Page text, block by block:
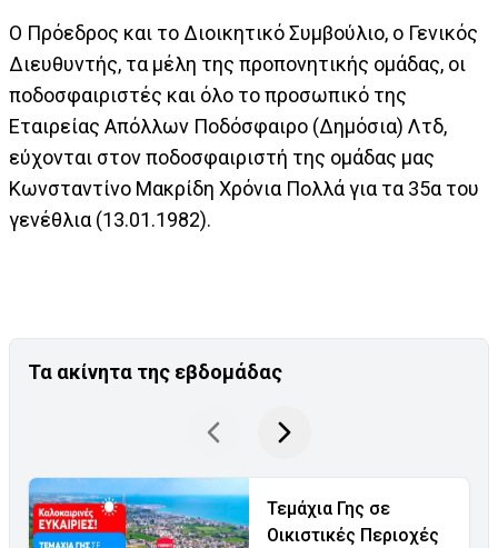
Ο Πρόεδρος και το Διοικητικό Συμβούλιο, ο Γενικός
Διευθυντής, τα μέλη της προπονητικής ομάδας, οι
ποδοσφαιριστές και όλο το προσωπικό της
Εταιρείας Απόλλων Ποδόσφαιρο (Δημόσια) Λτδ,
εύχονται στον ποδοσφαιριστή της ομάδας μας
Κωνσταντίνο Μακρίδη Χρόνια Πολλά για τα 35α του
γενέθλια (13.01.1982).
Τα ακίνητα της εβδομάδας
Τεμάχια Γης σε
Οικιστικές Περιοχές